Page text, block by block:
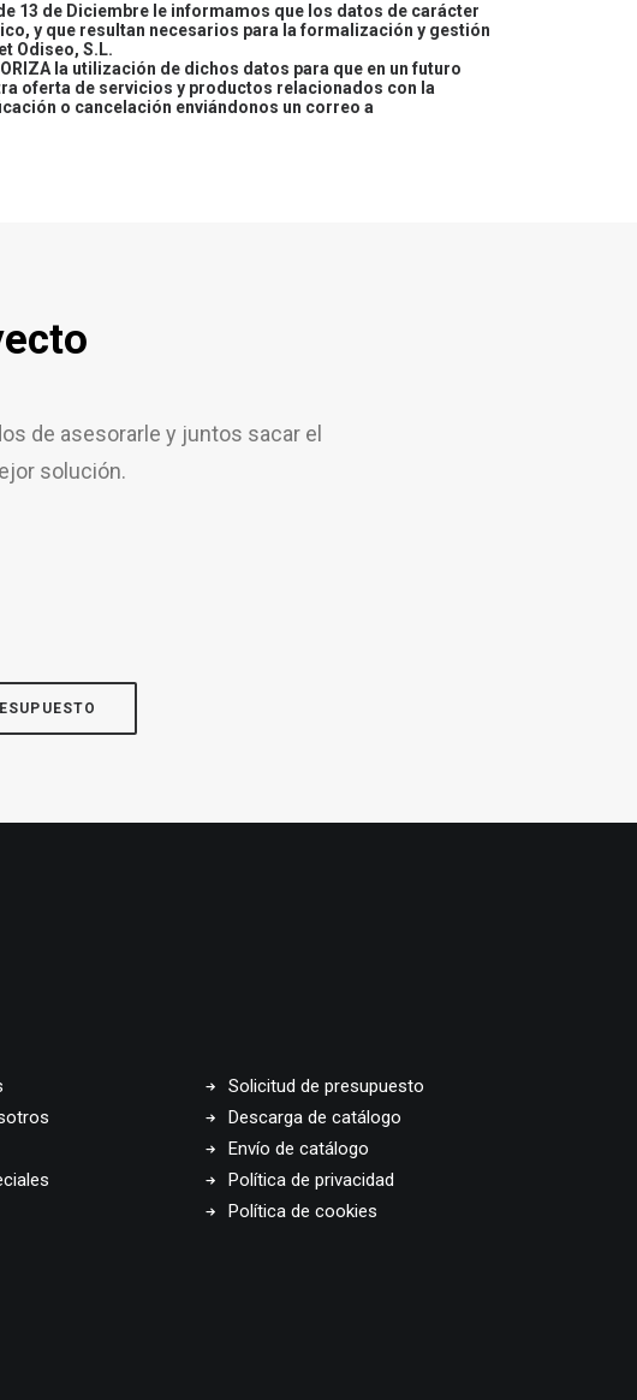
13 de Diciembre le informamos que los datos de carácter
y que resultan necesarios para la formalización y gestión
Odiseo, S.L.
la utilización de dichos datos para que en un futuro
oferta de servicios y productos relacionados con la
o cancelación enviándonos un correo a
de asesorarle y juntos sacar el
solución.
Solicitud de presupuesto
Descarga de catálogo
Envío de catálogo
Política de privacidad
Política de cookies